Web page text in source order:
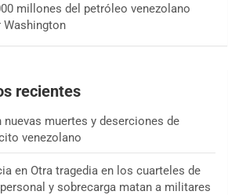
millones del petróleo venezolano
recientes
nuevas muertes y deserciones de
venezolano
en Otra tragedia en los cuarteles de
y sobrecarga matan a militares